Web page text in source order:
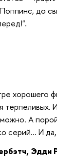
до
хорошего
терпеливых.
А
серий… И
Эдди